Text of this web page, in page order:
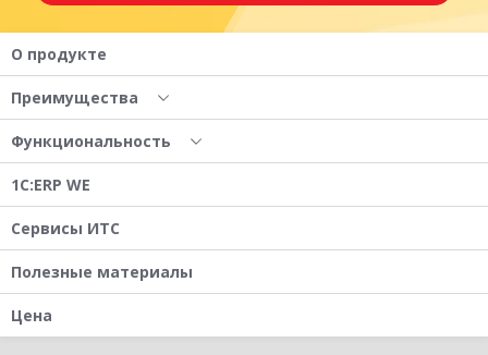
О продукте
Преимущества
Функциональность
1С:ERP WE
Сервисы ИТС
Полезные материалы
Цена